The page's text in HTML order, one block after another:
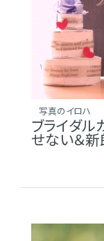
写真のイロハ
ブライダル
せない＆